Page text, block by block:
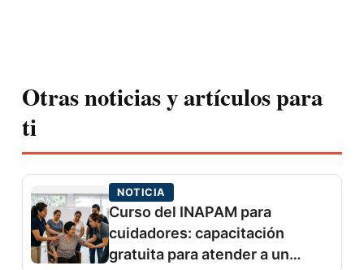
Otras noticias y artículos para
ti
NOTICIA
Curso del INAPAM para
cuidadores: capacitación
gratuita para atender a un